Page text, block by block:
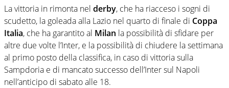
La vittoria in rimonta nel derby, che ha riacceso i sogni di
scudetto, la goleada alla Lazio nel quarto di finale di Coppa
Italia, che ha garantito al Milan la possibilità di sfidare per
altre due volte l’Inter, e la possibilità di chiudere la settimana
al primo posto della classifica, in caso di vittoria sulla
Sampdoria e di mancato successo dell’Inter sul Napoli
nell’anticipo di sabato alle 18.